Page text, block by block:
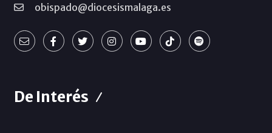
obispado@diocesismalaga.es
De Interés